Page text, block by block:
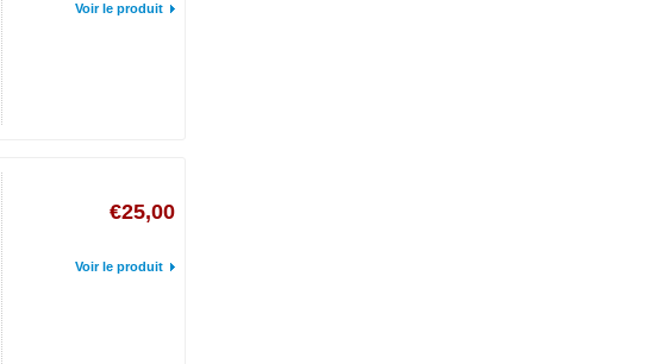
Voir le produit
€25,00
Voir le produit